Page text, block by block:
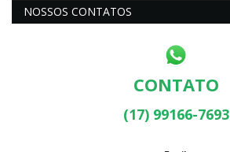
NOSSOS CONTATOS
CONTATO
(17) 99166-7693